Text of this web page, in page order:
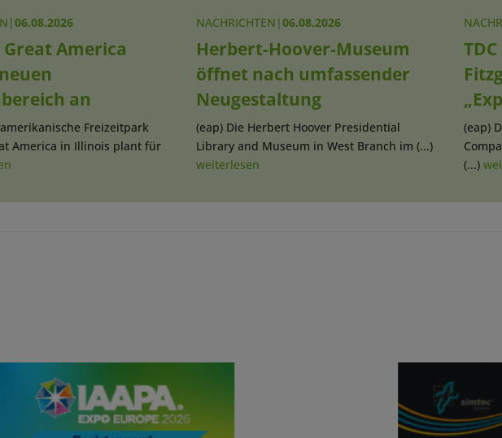
|06.08.2026
Great America
an
Freizeitpark
America in Illinois plant für
NACHRICHTEN |06.08.2026
Herbert-Hoover-Museum
öffnet nach umfassender
Neugestaltung
(eap) Die Herbert Hoover Presidential
Library and Museum in West Branch im (...)
weiterlesen
(eap)
(...)